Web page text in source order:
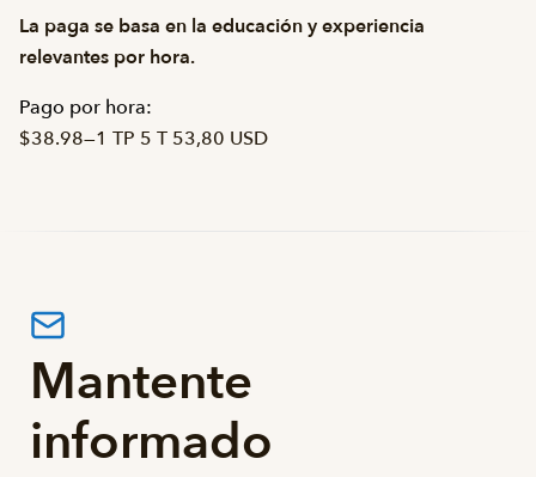
La paga se basa en la educación y experiencia
relevantes por hora.
Pago por hora:
$38.98—1 TP 5 T 53,80 USD
Mantente
informado